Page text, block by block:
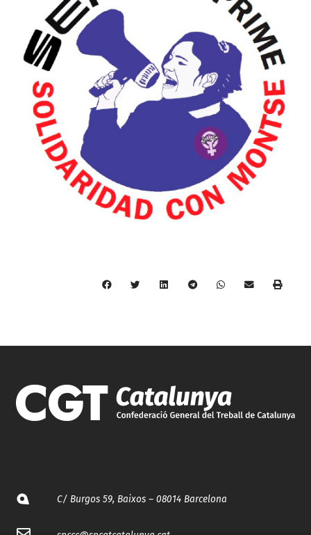
C/ Burgos 59, Baixos – 08014 Barcelona